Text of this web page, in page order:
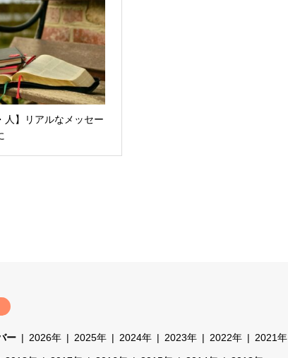
人】リアルなメッセー
ー 2026年 2025年 2024年 2023年 2022年 2021年